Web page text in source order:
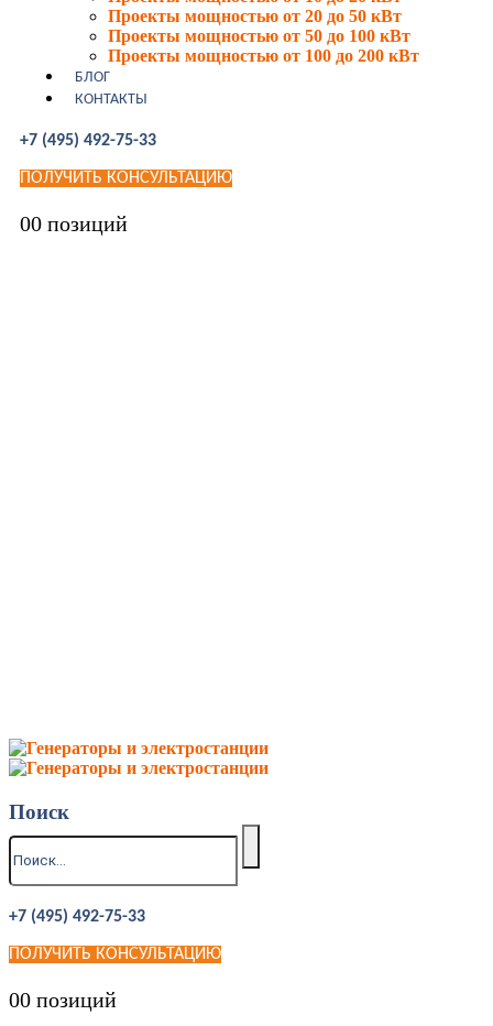
Проекты мощностью от 20 до 50 кВт
Проекты мощностью от 50 до 100 кВт
Проекты мощностью от 100 до 200 кВт
БЛОГ
КОНТАКТЫ
+7 (495) 492-75-33
ПОЛУЧИТЬ КОНСУЛЬТАЦИЮ
00 позиций
Поиск
+7 (495) 492-75-33
ПОЛУЧИТЬ КОНСУЛЬТАЦИЮ
00 позиций